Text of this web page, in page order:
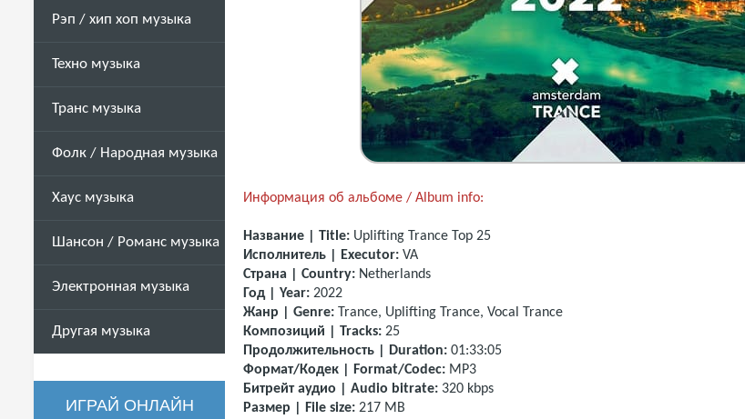
Рэп / хип хоп музыка
Техно музыка
Транс музыка
Фолк / Народная музыка
Хаус музыка
Шансон / Романс музыка
Электронная музыка
Другая музыка
ИГРАЙ ОНЛАЙН
Информация об альбоме / Album info:
Название | Title: Uplifting Trance Top 25
Исполнитель | Executor: VA
Страна | Country: Netherlands
Год | Year: 2022
Жанр | Genre: Trance, Uplifting Trance, Vocal Trance
Композиций | Tracks: 25
Продолжительность | Duration: 01:33:05
Формат/Кодек | Format/Codec: MP3
Битрейт аудио | Audio bitrate: 320 kbps
Размер | File size: 217 MB